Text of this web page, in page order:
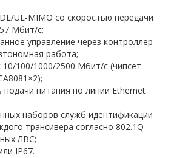
UL-MIMO со скоростью передачи
Мбит/с;
управление через контроллер
работа;
10/100/1000/2500 Мбит/c (чипсет
питания по линии Ethernet
наборов служб идентификации
трансивера согласно 802.1Q
ЛВС;
IP67.